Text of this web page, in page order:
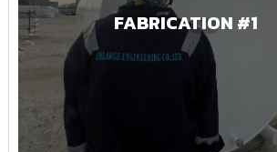
FABRICATION #1